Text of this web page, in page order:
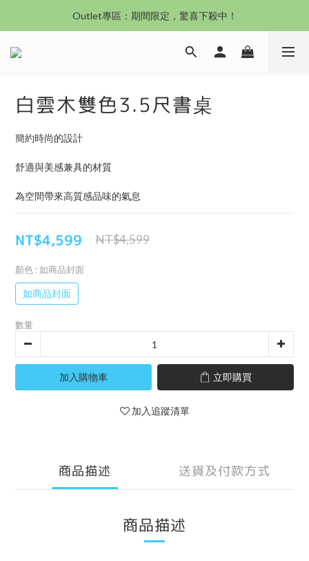
沙發新登場｜想躺就躺，頭等艙到商務艙一次擁有
Outlet專區：期間限定，驚喜下殺中！
沙發新登場｜想躺就躺，頭等艙到商務艙一次擁有
白雲木雙色3.5尺書桌
簡約時尚的設計
舒適與美感兼具的材質
為空間帶來高質感品味的氣息
NT$4,599 NT$4,599
顏色 : 如商品封面
如商品封面
數量
加入購物車 立即購買
加入追蹤清單
商品描述 送貨及付款方式
商品描述